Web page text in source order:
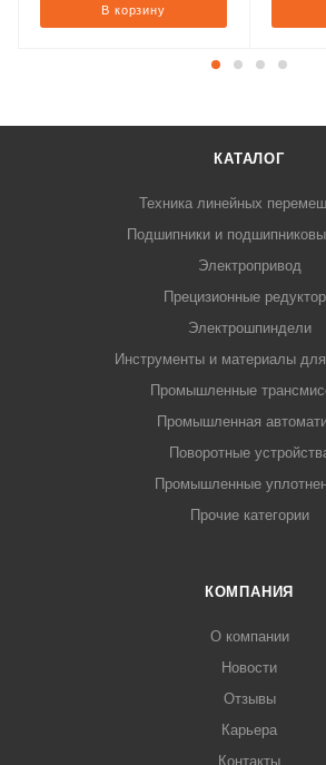
В корзину
КАТАЛОГ
Техника линейных
Подшипники и
Электропривод
Прецизионные
Электрошпиндели
Инструменты и материалы
Промышленные
Промышленная
Поворотные
Промышленные
Прочие категории
КОМПАНИЯ
О компании
Новости
Отзывы
Карьера
Контакты